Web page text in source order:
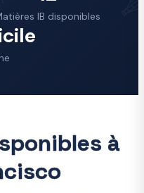
IB disponibles
à